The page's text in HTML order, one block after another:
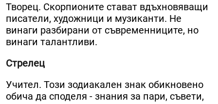
Творец. Скорпионите стават вдъхновяващи
писатели, художници и музиканти. Не
винаги разбирани от съвременниците, но
винаги талантливи.
Стрелец
Учител. Този зодиакален знак обикновено
обича да споделя - знания за пари, съвети,